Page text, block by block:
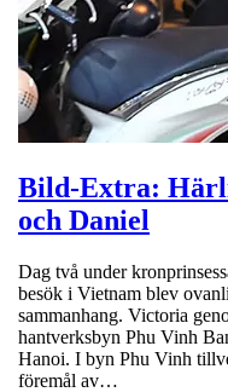
Bild-Extra:
och Daniel
Dag två under
besök i Vietnam blev
sammanhang. Victoria
hantverksbyn Phu Vinh
Hanoi. I byn Phu Vinh
föremål av…